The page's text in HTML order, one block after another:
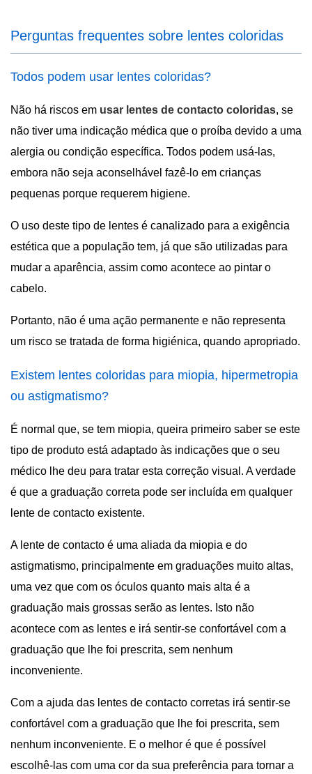
Perguntas frequentes sobre lentes coloridas
Todos podem usar lentes coloridas?
Não há riscos em usar lentes de contacto coloridas, se
não tiver uma indicação médica que o proíba devido a uma
alergia ou condição específica. Todos podem usá-las,
embora não seja aconselhável fazê-lo em crianças
pequenas porque requerem higiene.
O uso deste tipo de lentes é canalizado para a exigência
estética que a população tem, já que são utilizadas para
mudar a aparência, assim como acontece ao pintar o
cabelo.
Portanto, não é uma ação permanente e não representa
um risco se tratada de forma higiénica, quando apropriado.
Existem lentes coloridas para miopia, hipermetropia
ou astigmatismo?
É normal que, se tem miopia, queira primeiro saber se este
tipo de produto está adaptado às indicações que o seu
médico lhe deu para tratar esta correção visual. A verdade
é que a graduação correta pode ser incluída em qualquer
lente de contacto existente.
A lente de contacto é uma aliada da miopia e do
astigmatismo, principalmente em graduações muito altas,
uma vez que com os óculos quanto mais alta é a
graduação mais grossas serão as lentes. Isto não
acontece com as lentes e irá sentir-se confortável com a
graduação que lhe foi prescrita, sem nenhum
inconveniente.
Com a ajuda das lentes de contacto corretas irá sentir-se
confortável com a graduação que lhe foi prescrita, sem
nenhum inconveniente. E o melhor é que é possível
escolhê-las com uma cor da sua preferência para tornar a